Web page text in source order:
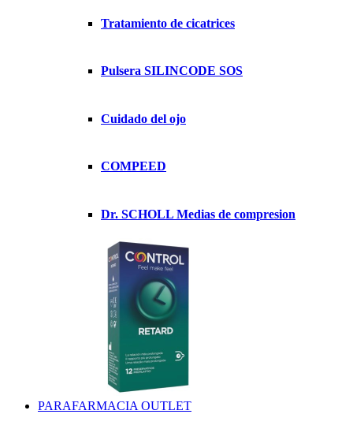
Tratamiento de cicatrices
Pulsera SILINCODE SOS
Cuidado del ojo
COMPEED
Dr. SCHOLL Medias de compresion
PARAFARMACIA OUTLET